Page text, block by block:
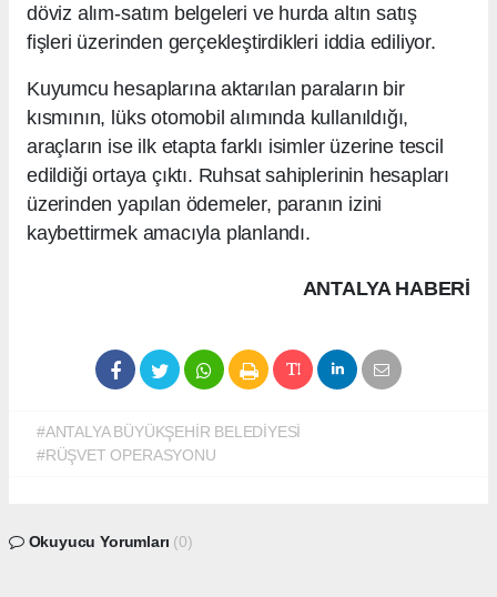
döviz alım-satım belgeleri ve hurda altın satış
fişleri üzerinden gerçekleştirdikleri iddia ediliyor.
Kuyumcu hesaplarına aktarılan paraların bir
kısmının, lüks otomobil alımında kullanıldığı,
araçların ise ilk etapta farklı isimler üzerine tescil
edildiği ortaya çıktı. Ruhsat sahiplerinin hesapları
üzerinden yapılan ödemeler, paranın izini
kaybettirmek amacıyla planlandı.
ANTALYA HABERİ
#ANTALYA BÜYÜKŞEHİR BELEDİYESİ
#RÜŞVET OPERASYONU
Okuyucu Yorumları (0)